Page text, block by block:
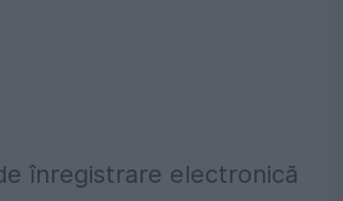
înregistrare electronică